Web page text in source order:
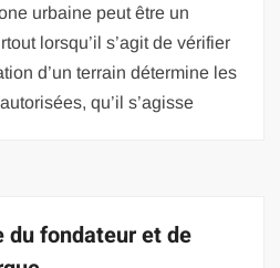
urbaine peut être un
lorsqu’il s’agit de vérifier
d’un terrain détermine les
qu’il s’agisse
du fondateur et de